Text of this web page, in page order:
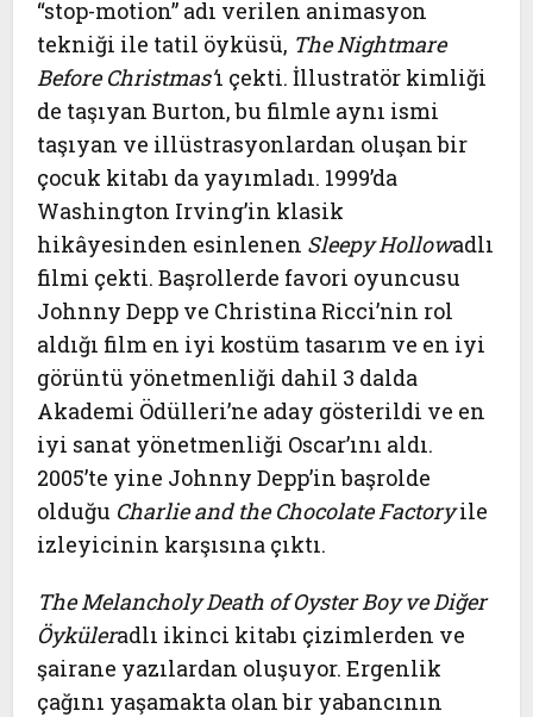
“stop-motion” adı verilen animasyon
tekniği ile tatil öyküsü, The Nightmare
Before Christmas’ı çekti. İllustratör kimliği
de taşıyan Burton, bu filmle aynı ismi
taşıyan ve illüstrasyonlardan oluşan bir
çocuk kitabı da yayımladı. 1999’da
Washington Irving’in klasik
hikâyesinden esinlenen Sleepy Hollowadlı
filmi çekti. Başrollerde favori oyuncusu
Johnny Depp ve Christina Ricci’nin rol
aldığı film en iyi kostüm tasarım ve en iyi
görüntü yönetmenliği dahil 3 dalda
Akademi Ödülleri’ne aday gösterildi ve en
iyi sanat yönetmenliği Oscar’ını aldı.
2005’te yine Johnny Depp’in başrolde
olduğu Charlie and the Chocolate Factoryile
izleyicinin karşısına çıktı.
The Melancholy Death of Oyster Boy ve Diğer
Öyküleradlı ikinci kitabı çizimlerden ve
şairane yazılardan oluşuyor. Ergenlik
çağını yaşamakta olan bir yabancının